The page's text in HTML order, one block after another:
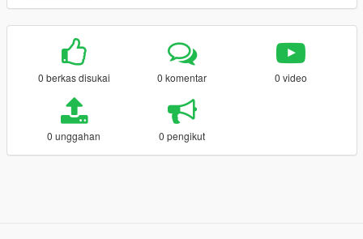
0 berkas disukai 0 komentar 0 video
0 unggahan 0 pengikut